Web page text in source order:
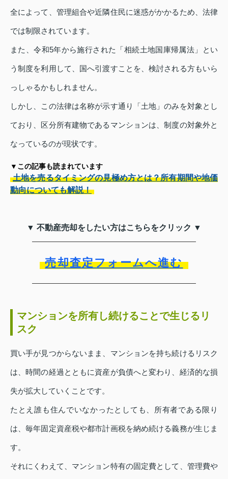
全によって、管理組合や近隣住民に迷惑がかかるため、法律
では制限されています。
また、令和5年から施行された「相続土地国庫帰属法」とい
う制度を利用して、国へ引渡すことを、検討される方もいら
っしゃるかもしれません。
しかし、この法律は名称が示す通り「土地」のみを対象とし
ており、区分所有建物であるマンションは、制度の対象外と
なっているのが現状です。
▼この記事も読まれています
土地を売るタイミングの見極め方とは？所有期間や地価
動向についても解説！
▼ 不動産売却をしたい方はこちらをクリック ▼
売却査定フォームへ進む
マンションを所有し続けることで生じるリ
スク
買い手が見つからないまま、マンションを持ち続けるリスク
は、時間の経過とともに資産が負債へと変わり、経済的な損
失が拡大していくことです。
たとえ誰も住んでいなかったとしても、所有者である限り
は、毎年固定資産税や都市計画税を納め続ける義務が生じま
す。
それにくわえて、マンション特有の固定費として、管理費や